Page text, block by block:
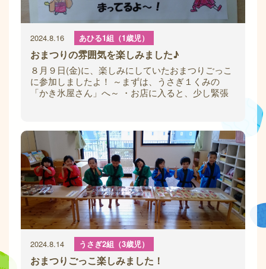
2024.8.16 あひる1組（1歳児）
おまつりの雰囲気を楽しみました♪
８月９日(金)に、楽しみにしていたおまつりごっこ
に参加しましたよ！ ～まずは、うさぎ１くみの
「かき氷屋さん」へ～ ・お店に入ると、少し緊張
2024.8.14 うさぎ2組（3歳児）
おまつりごっこ楽しみました！